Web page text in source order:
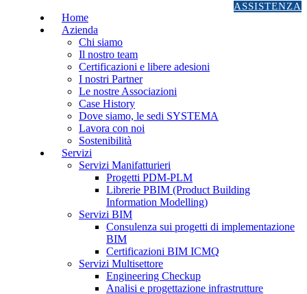
ASSISTENZA
Home
Azienda
Chi siamo
Il nostro team
Certificazioni e libere adesioni
I nostri Partner
Le nostre Associazioni
Case History
Dove siamo, le sedi SYSTEMA
Lavora con noi
Sostenibilità
Servizi
Servizi Manifatturieri
Progetti PDM-PLM
Librerie PBIM (Product Building
Information Modelling)
Servizi BIM
Consulenza sui progetti di implementazione
BIM
Certificazioni BIM ICMQ
Servizi Multisettore
Engineering Checkup
Analisi e progettazione infrastrutture